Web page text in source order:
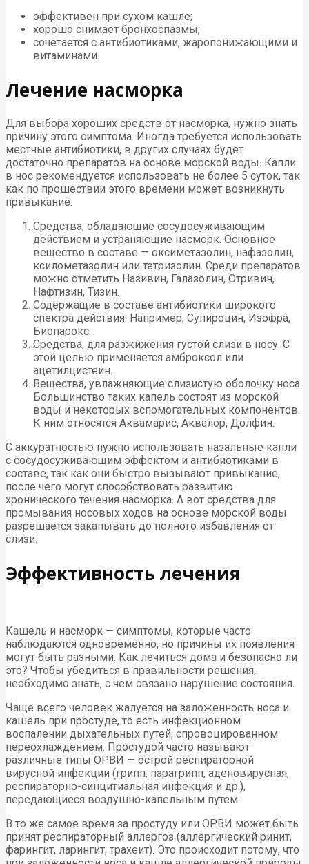
эффективен при сухом кашле;
хорошо снимает бронхоспазмы;
сочетается с антибиотиками, жаропонижающими и
витаминами.
Лечение насморка
Для выбора хороших средств от насморка, нужно знать
причину этого симптома. Иногда требуется использовать
местные антибиотики, в других случаях будет
достаточно препаратов на основе морской воды. Капли
в нос рекомендуется использовать не более 5 суток, так
как по прошествии этого времени может возникнуть
привыкание.
Средства, обладающие сосудосуживающим
действием и устраняющие насморк. Основное
вещество в составе — оксиметазолин, нафазолин,
ксилометазолин или тетризолин. Среди препаратов
можно отметить Називин, Галазолин, Отривин,
Нафтизин, Тизин.
Содержащие в составе антибиотики широкого
спектра действия. Например, Супироцин, Изофра,
Биопарокс.
Средства, для разжижения густой слизи в носу. С
этой целью применяется амброксол или
ацетилцистеин.
Вещества, увлажняющие слизистую оболочку носа.
Большинство таких капель состоят из морской
воды и некоторых вспомогательных компонентов.
К ним относятся Аквамарис, Аквалор, Долфин.
С аккуратностью нужно использовать назальные капли
с сосудосуживающим эффектом и антибиотиками в
составе, так как они быстро вызывают привыкание,
после чего могут способствовать развитию
хронического течения насморка. А вот средства для
промывания носовых ходов на основе морской воды
разрешается закапывать до полного избавления от
слизи.
Эффективность лечения
Кашель и насморк — симптомы, которые часто
наблюдаются одновременно, но причины их появления
могут быть разными. Как лечиться дома и безопасно ли
это? Чтобы убедиться в правильности решения,
необходимо знать, с чем связано нарушение состояния.
Чаще всего человек жалуется на заложенность носа и
кашель при простуде, то есть инфекционном
воспалении дыхательных путей, спровоцированном
переохлаждением. Простудой часто называют
различные типы ОРВИ — острой респираторной
вирусной инфекции (грипп, парагрипп, аденовирусная,
респираторно-синцитиальная инфекция и др.),
передающиеся воздушно-капельным путем.
В то же самое время за простуду или ОРВИ может быть
принят респираторный аллергоз (аллергический ринит,
фарингит, ларингит, трахеит). Это происходит потому, что